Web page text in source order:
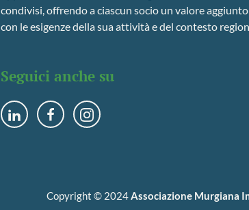
condivisi, offrendo a ciascun socio un valore
con le esigenze della sua attività e del contesto
Seguici anche su
Copyright © 2024Associazione Murgiana